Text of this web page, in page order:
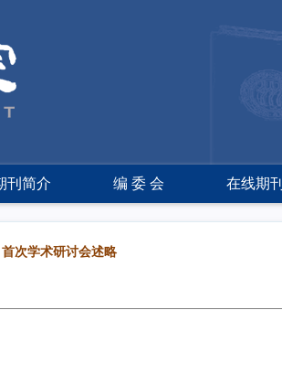
刊简介 编 委 会 在线期刊
次学术研讨会述略